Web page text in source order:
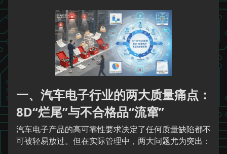
一、汽车电子行业的两大质量痛点：
8D“烂尾”与不合格品“流窜”
汽车电子产品的高可靠性要求决定了任何质量缺陷都不
可被轻易放过。但在实际管理中，两大问题尤为突出：